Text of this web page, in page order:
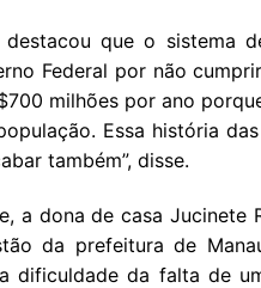
que o sistema
Federal por não
milhões por ano
Essa história
também”, disse.
a dona de casa Jucinete
da prefeitura de
dificuldade da falta de